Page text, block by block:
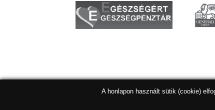
A honlapon használt sütik (cookie)